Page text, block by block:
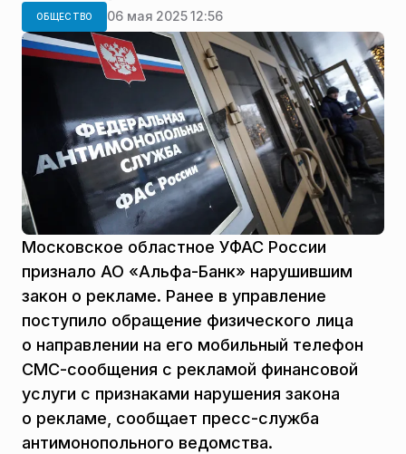
ОБЩЕСТВО 06 мая 2025 12:56
Московское областное УФАС России
признало АО «Альфа-Банк» нарушившим
закон о рекламе. Ранее в управление
поступило обращение физического лица
о направлении на его мобильный телефон
СМС-сообщения с рекламой финансовой
услуги с признаками нарушения закона
о рекламе, сообщает пресс-служба
антимонопольного ведомства.